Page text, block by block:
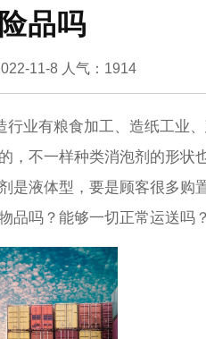
品吗
11-8 人气： 1914
业有粮食加工、造纸工业、
不一样种类消泡剂的形状
是液体型，要是顾客很多购
品吗？能够一切正常运送吗？